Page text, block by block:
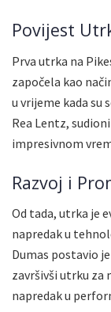
Povijest
Prva utrka na
započela kao
u vrijeme kada su
Rea Lentz,
impresivnom
Razvoj i
Od tada, utrka je
napredak u
Dumas postavio
završivši utrku za
napredak u